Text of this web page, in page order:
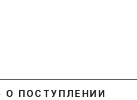
О ПОСТУПЛЕНИИ